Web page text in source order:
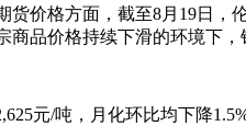
价格方面，截至8月19日，
品价格持续下滑的环境下
元/吨，月化环比均下降